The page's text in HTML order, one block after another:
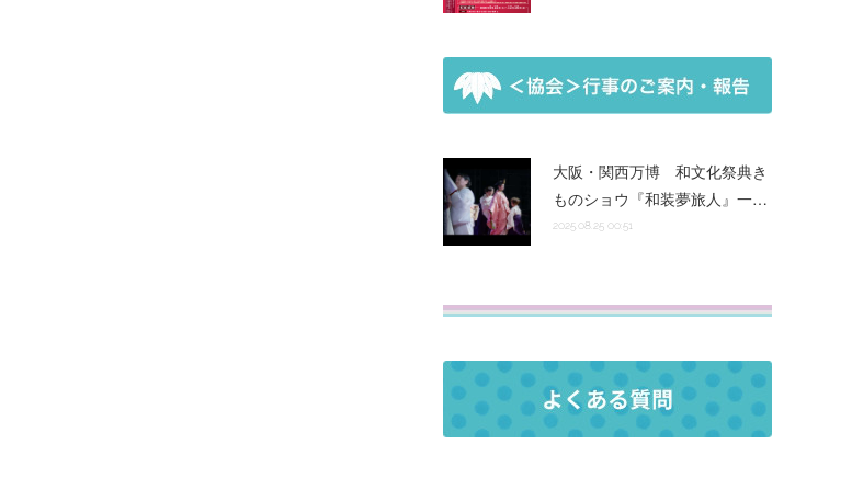
大阪・関西万博 和文化祭典き
ものショウ『和装夢旅人』一…
2025.08.25 00:51